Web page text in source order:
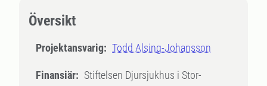
Översikt
Projektansvarig: Todd Alsing-Johansson
Finansiär: Stiftelsen Djursjukhus i Stor-